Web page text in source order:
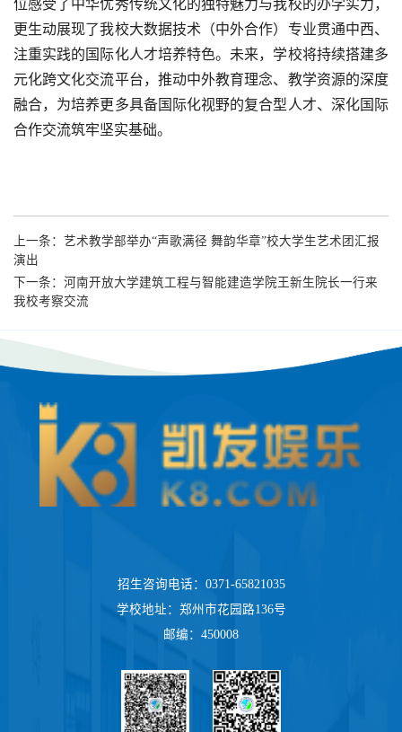
位感受了中华优秀传统文化的独特魅力与我校的办学实力，
更生动展现了我校大数据技术（中外合作）专业贯通中西、
注重实践的国际化人才培养特色。未来，学校将持续搭建多
元化跨文化交流平台，推动中外教育理念、教学资源的深度
融合，为培养更多具备国际化视野的复合型人才、深化国际
合作交流筑牢坚实基础。
上一条： 艺术教学部举办“声歌满径 舞韵华章”校大学生艺术团汇报
演出
下一条： 河南开放大学建筑工程与智能建造学院王新生院长一行来
我校考察交流
招生咨询电话：0371-65821035
学校地址：郑州市花园路136号
邮编：450008